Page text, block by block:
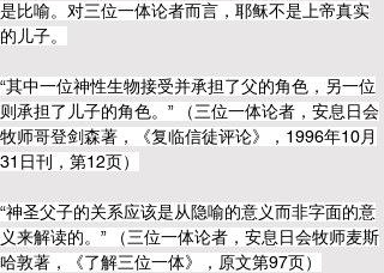
是比喻。对三位一体论者而言，耶稣不是上帝真实
的儿子。
“其中一位神性生物接受并承担了父的角色，另一位
则承担了儿子的角色。” （三位一体论者，安息日会
牧师哥登剑森著，《复临信徒评论》，1996年10月
31日刊，第12页）
“神圣父子的关系应该是从隐喻的意义而非字面的意
义来解读的。” （三位一体论者，安息日会牧师麦斯
哈敦著，《了解三位一体》，原文第97页）